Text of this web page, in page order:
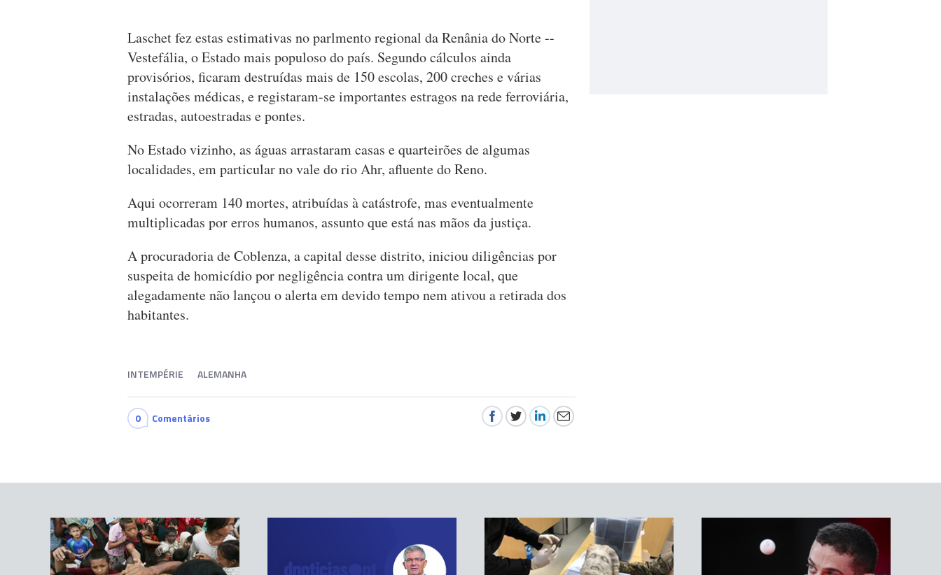
Laschet fez estas estimativas no parlmento regional da Renânia do Norte --
Vestefália, o Estado mais populoso do país. Segundo cálculos ainda
provisórios, ficaram destruídas mais de 150 escolas, 200 creches e várias
instalações médicas, e registaram-se importantes estragos na rede ferroviária,
estradas, autoestradas e pontes.
No Estado vizinho, as águas arrastaram casas e quarteirões de algumas
localidades, em particular no vale do rio Ahr, afluente do Reno.
Aqui ocorreram 140 mortes, atribuídas à catástrofe, mas eventualmente
multiplicadas por erros humanos, assunto que está nas mãos da justiça.
A procuradoria de Coblenza, a capital desse distrito, iniciou diligências por
suspeita de homicídio por negligência contra um dirigente local, que
alegadamente não lançou o alerta em devido tempo nem ativou a retirada dos
habitantes.
INTEMPÉRIE ALEMANHA
0 Comentários